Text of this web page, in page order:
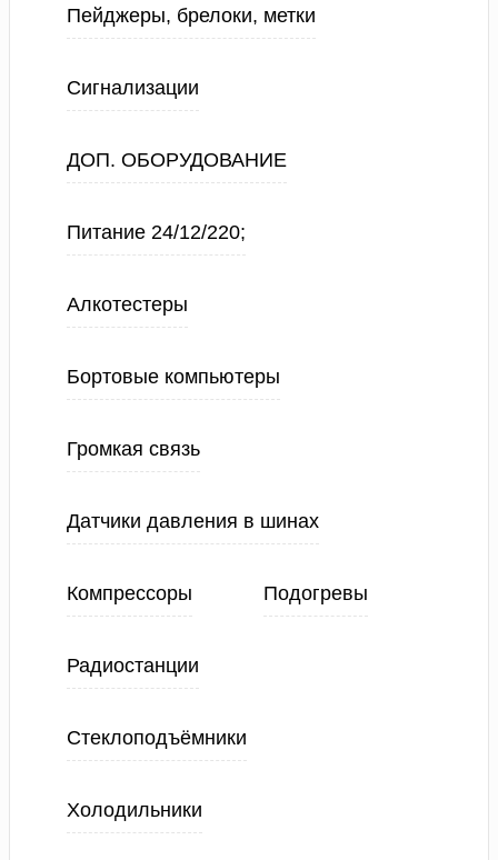
Пейджеры, брелоки, метки
Сигнализации
ДОП. ОБОРУДОВАНИЕ
Питание 24/12/220;
Алкотестеры
Бортовые компьютеры
Громкая связь
Датчики давления в шинах
Компрессоры Подогревы
Радиостанции
Стеклоподъёмники
Холодильники